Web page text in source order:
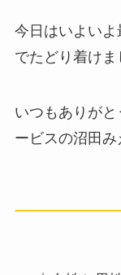
今日はいよいよ
でたどり着けま
いつもありが
ービスの沼田み